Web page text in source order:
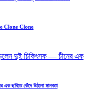
Clone Clone
এক ছবিতে কেঁদে উঠলো মানবতা